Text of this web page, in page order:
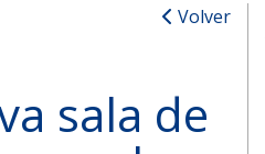
Volver
sala de